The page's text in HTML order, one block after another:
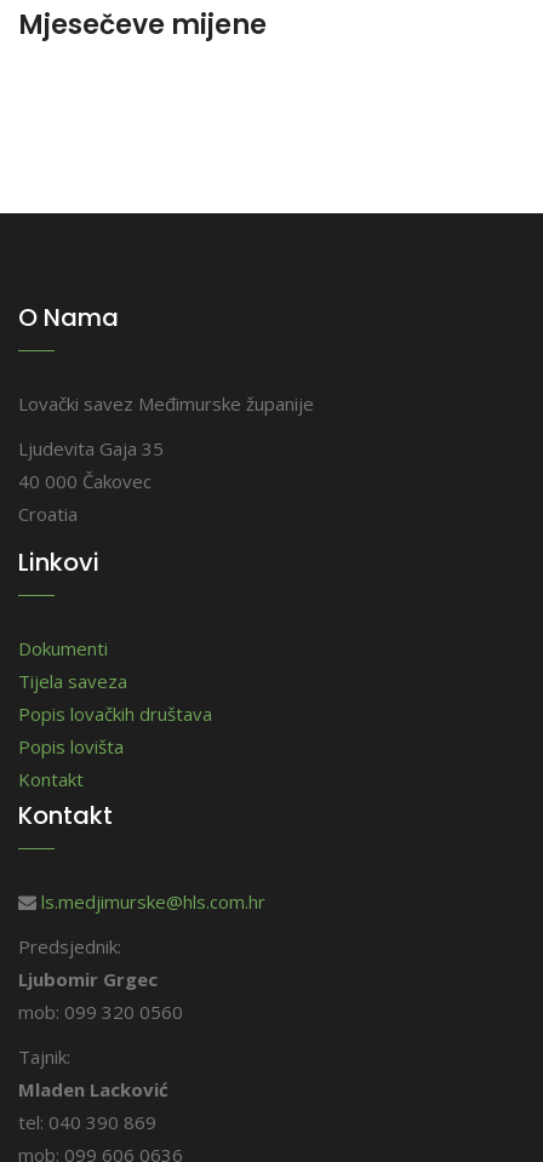
Mjesečeve mijene
O Nama
Lovački savez Međimurske županije
Ljudevita Gaja 35
40 000 Čakovec
Croatia
Linkovi
Dokumenti
Tijela saveza
Popis lovačkih društava
Popis lovišta
Kontakt
Kontakt
ls.medjimurske@hls.com.hr
Predsjednik:
Ljubomir Grgec
mob: 099 320 0560
Tajnik:
Mladen Lacković
tel: 040 390 869
mob: 099 606 0636